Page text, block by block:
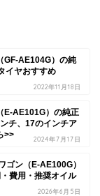
GF-AE104G）の純
イヤおすすめ
2022年11月18日
E-AE101G）の純正
チ、17のインチア
>>
2024年7月17日
ゴン（E-AE100G）
費用・推奨オイル
2026年6月5日